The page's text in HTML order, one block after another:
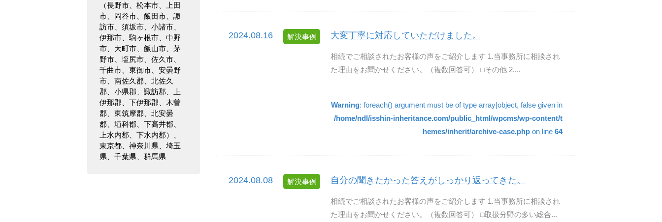
2024.08.16 解決事例 大変丁寧に対応していただけました。
相続でご相談されたお客様の声をご紹介します 1.当事務所に相談され
た理由をお聞かせください。（複数回答可） □その他 2....
Warning: foreach() argument must be of type array|object, false given in
/home/ndl/isshin-inheritance.com/public_html/wpcms/wp-content/t
hemes/inherit/archive-case.php on line 64
2024.08.08 解決事例 自分の聞きたかった答えがしっかり返ってきた。
相続でご相談されたお客様の声をご紹介します 1.当事務所に相談され
た理由をお聞かせください。（複数回答可） □取扱分野の多い総合...
（長野市、松本市、上田
市、岡谷市、飯田市、諏
訪市、須坂市、小諸市、
伊那市、駒ヶ根市、中野
市、大町市、飯山市、茅
野市、塩尻市、佐久市、
千曲市、東御市、安曇野
市、南佐久郡、北佐久
郡、小県郡、諏訪郡、上
伊那郡、下伊那郡、木曽
郡、東筑摩郡、北安曇
郡、埴科郡、下高井郡、
上水内郡、下水内郡）、
東京都、神奈川県、埼玉
県、千葉県、群馬県